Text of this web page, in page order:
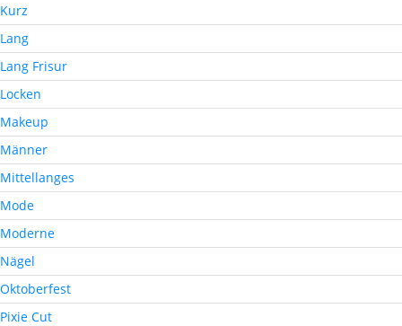
Kurz
Lang
Lang Frisur
Locken
Makeup
Männer
Mittellanges
Mode
Moderne
Nägel
Oktoberfest
Pixie Cut